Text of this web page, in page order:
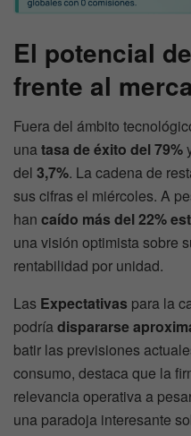
El potencial
frente al
Fuera del ámbito
una tasa de éxito del 79%
del 3,7%. La cadena de
sus cifras el miércoles. A
han caído más del 22%
una visión optimista sobre
rentabilidad por unidad.
Las Expectativas para la
podría dispararse
batir las previsiones
consumo, destaca que la
relevancia operativa a
una paradoja interesante